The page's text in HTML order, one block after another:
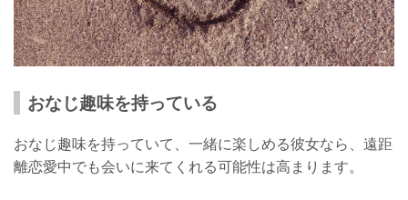
おなじ趣味を持っている
おなじ趣味を持っていて、一緒に楽しめる彼女なら、遠距
離恋愛中でも会いに来てくれる可能性は高まります。